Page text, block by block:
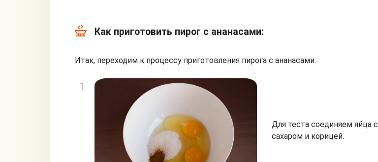
Как приготовить пирог с ананасами:
Итак, переходим к процессу приготовления пирога с ананасами.
Для теста соединяем яйца с
сахаром и корицей.